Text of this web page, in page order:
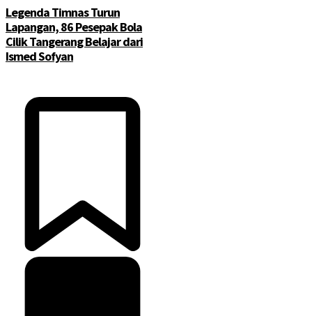
Legenda Timnas Turun
Lapangan, 86 Pesepak Bola
Cilik Tangerang Belajar dari
Ismed Sofyan